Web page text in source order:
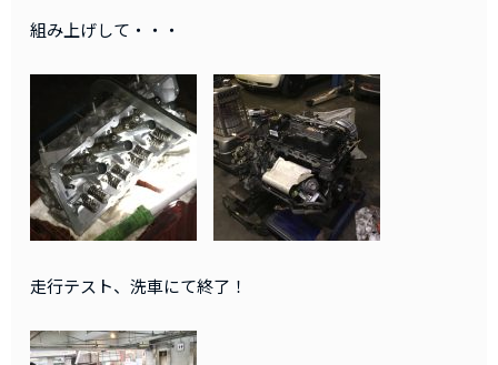
組み上げして・・・
走行テスト、洗車にて終了！